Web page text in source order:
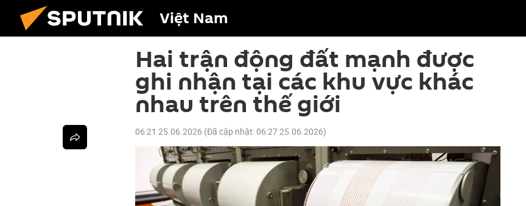
Việt Nam
Hai trận động đất mạnh được
ghi nhận tại các khu vực khác
nhau trên thế giới
06:21 25.06.2026 (Đã cập nhật:06:27 25.06.2026)